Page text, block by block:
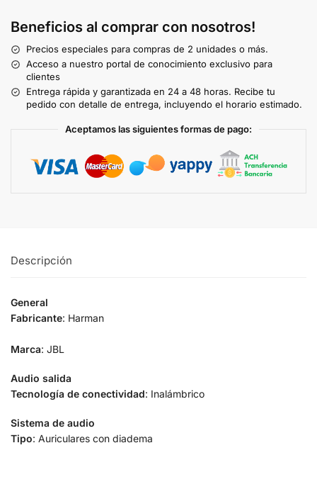
Beneficios al comprar con nosotros!
Precios especiales para compras de 2 unidades o más.
Acceso a nuestro portal de conocimiento exclusivo para
clientes
Entrega rápida y garantizada en 24 a 48 horas. Recibe tu
pedido con detalle de entrega, incluyendo el horario estimado.
Aceptamos las siguientes formas de pago:
Descripción
General
Fabricante: Harman
Marca: JBL
Audio salida
Tecnología de conectividad: Inalámbrico
Sistema de audio
Tipo: Auriculares con diadema